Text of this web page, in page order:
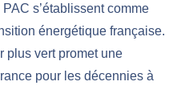
s’établissent comme
énergétique française.
plus vert promet une
pour les décennies à